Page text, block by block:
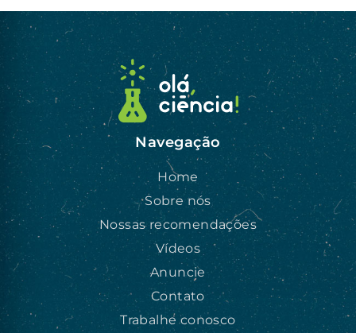
Navegação
Home
Sobre nós
Nossas recomendações
Vídeos
Anuncie
Contato
Trabalhe conosco